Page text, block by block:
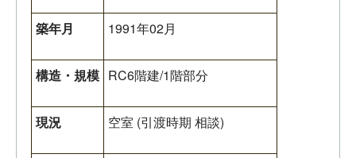
築年月 1991年02月
構造・規模 RC6階建/1階部分
現況 空室 (引渡時期 相談)